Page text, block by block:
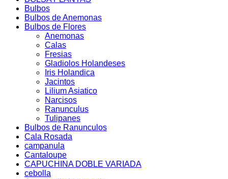
Bulbos
Bulbos de Anemonas
Bulbos de Flores
Anemonas
Calas
Fresias
Gladiolos Holandeses
Iris Holandica
Jacintos
Lilium Asiatico
Narcisos
Ranunculus
Tulipanes
Bulbos de Ranunculos
Cala Rosada
campanula
Cantaloupe
CAPUCHINA DOBLE VARIADA
cebolla